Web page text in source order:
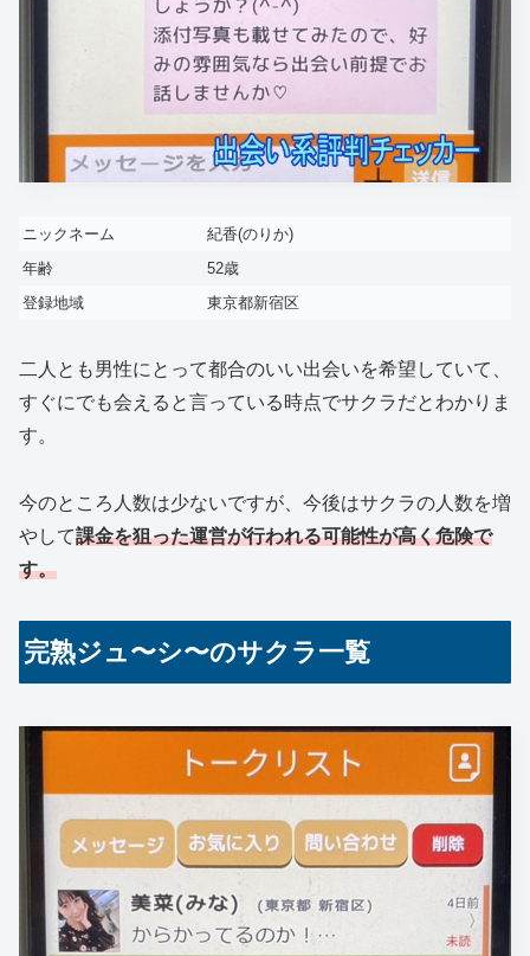
ニックネーム
紀香(のりか)
年齢
52歳
登録地域
東京都新宿区
二人とも男性にとって都合のいい出会いを希望していて、
すぐにでも会えると言っている時点でサクラだとわかりま
す。
今のところ人数は少ないですが、今後はサクラの人数を増
やして課金を狙った運営が行われる可能性が高く危険で
す。
完熟ジュ〜シ〜のサクラ一覧